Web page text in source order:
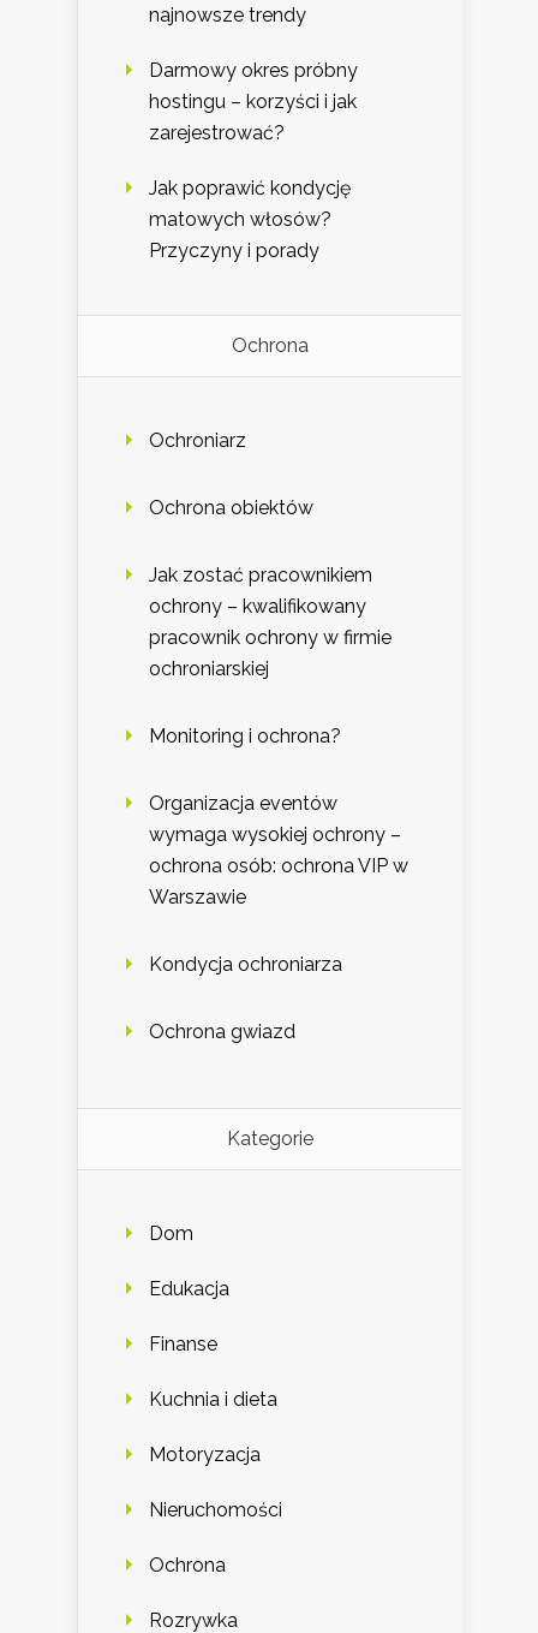
najnowsze trendy
Darmowy okres próbny
hostingu – korzyści i jak
zarejestrować?
Jak poprawić kondycję
matowych włosów?
Przyczyny i porady
Ochrona
Ochroniarz
Ochrona obiektów
Jak zostać pracownikiem
ochrony – kwalifikowany
pracownik ochrony w firmie
ochroniarskiej
Monitoring i ochrona?
Organizacja eventów
wymaga wysokiej ochrony –
ochrona osób: ochrona VIP w
Warszawie
Kondycja ochroniarza
Ochrona gwiazd
Kategorie
Dom
Edukacja
Finanse
Kuchnia i dieta
Motoryzacja
Nieruchomości
Ochrona
Rozrywka